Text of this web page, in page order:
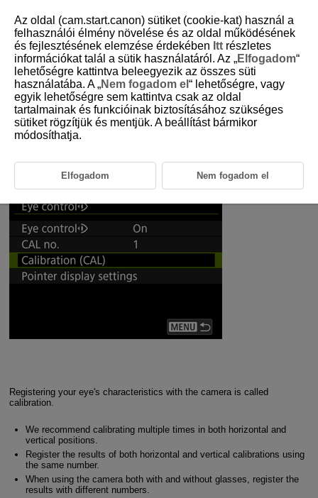
5-4-1 Recommended Settings for Eye Control
(Used with Tracking)
Eye control allows you focus on subject with the AF frame by looking
through the viewfinder. This section covers recommended settings for
effectively using eye control.
Preparations: Make sure to calibrate this
function before using it
Registering your eye's characteristics with the camera is called
calibration.
We recommend calibrating multiple times in both horizontal and
vertical positions.
Register the results of both horizontal and vertical calibrations using
the same number.
When using the camera both with and without glasses, register the
results with different numbers.
Az oldal (cam.start.canon) sütiket (cookie-kat) használ a
felhasználói élmény növelése és az oldal működésének
és fejlesztésének elemzése érdekében Itt részletes
információkat talál a sütik használatáról. Az „Elfogadom“
lehetőségre kattintva beleegyezik az összes süti
használatába. A „Nem fogadom el “ lehetőségre, vagy
egyik lehetőségre sem kattintva csak az oldal
tartalmainak és funkcióinak biztosításához szükséges
sütiket rögzítjük és mentjük. A beállítást bármikor
módosíthatja.
Elfogadom Nem fogadom el